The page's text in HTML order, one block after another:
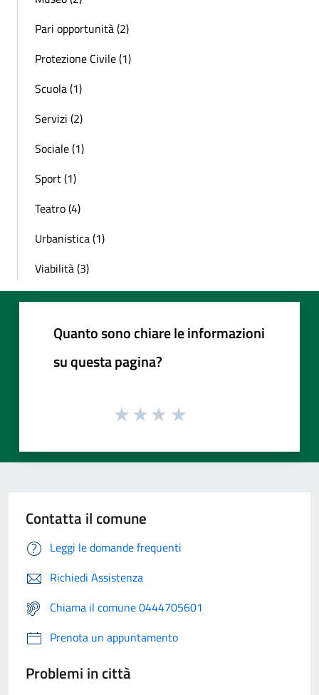
Pari opportunità (2)
Protezione Civile (1)
Scuola (1)
Servizi (2)
Sociale (1)
Sport (1)
Teatro (4)
Urbanistica (1)
Viabilità (3)
Quanto sono chiare le informazioni
su questa pagina?
Contatta il comune
Leggi le domande frequenti
Richiedi Assistenza
Chiama il comune 0444705601
Prenota un appuntamento
Problemi in città